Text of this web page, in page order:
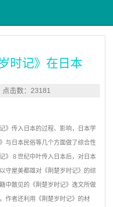
时记》在日本
击数：23181
》传入日本的过程、影响，日本学
与日本民俗等几个方面做了综合性
》８世纪中叶传入日本后，对日本
守屋美都雄对《荆楚岁时记》的综
中散见的《荆楚岁时记》逸文所做
作者还利用《荆楚岁时记》的材